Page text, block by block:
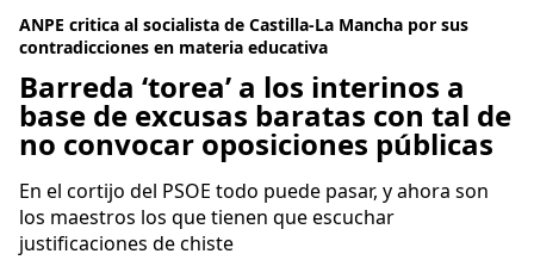
ANPE critica al socialista de Castilla-La Mancha por sus
contradicciones en materia educativa
Barreda ‘torea’ a los interinos a
base de excusas baratas con tal de
no convocar oposiciones públicas
En el cortijo del PSOE todo puede pasar, y ahora son
los maestros los que tienen que escuchar
justificaciones de chiste